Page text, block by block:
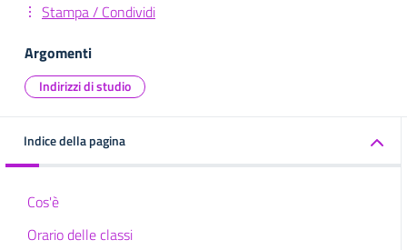
Stampa / Condividi
Argomenti
Indirizzi di studio
Indice della pagina
Cos'è
Orario delle classi